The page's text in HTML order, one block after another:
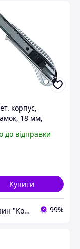
корпус,
18 мм,
до відправки
Купити
Магазин "Корд" 99%